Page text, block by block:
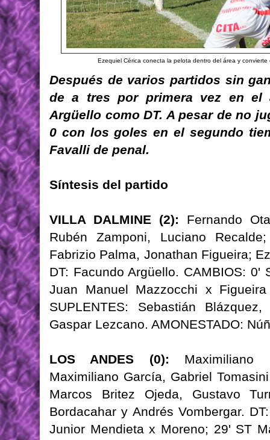
Ezequiel Cérica conecta la pelota dentro del área y
Después de varios partidos sin
de a tres por primera vez en
Argüello como DT. A pesar de no
0 con los goles en el segundo
Favalli de penal.
Síntesis del partido
VILLA DALMINE (2): Fernando
Rubén Zamponi, Luciano
Fabrizio Palma, Jonathan Figueira;
DT: Facundo Argüello. CAMBIOS:
Juan Manuel Mazzocchi x
SUPLENTES: Sebastián
Gaspar Lezcano. AMONESTADO:
LOS ANDES (0): Maximiliano
Maximiliano García, Gabriel
Marcos Britez Ojeda, Gustavo
Bordacahar y Andrés Vombergar.
Junior Mendieta x Moreno; 29' ST